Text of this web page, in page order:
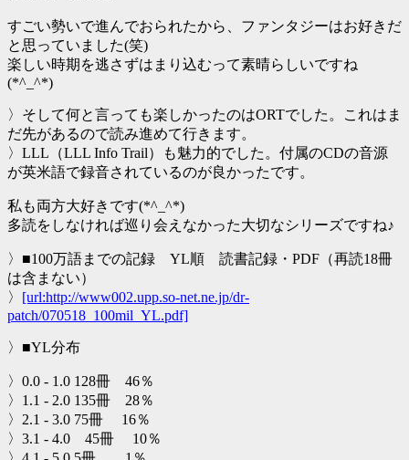
すごい勢いで進んでおられたから、ファンタジーはお好きだ
と思っていました(笑)
楽しい時期を逃さずはまり込むって素晴らしいですね
(*^_^*)
〉そして何と言っても楽しかったのはORTでした。これはま
だ先があるので読み進めて行きます。
〉LLL（LLL Info Trail）も魅力的でした。付属のCDの音源
が英米語で録音されているのが良かったです。
私も両方大好きです(*^_^*)
多読をしなければ巡り会えなかった大切なシリーズですね♪
〉■100万語までの記録 YL順 読書記録・PDF（再読18冊
は含まない）
〉 [url:http://www002.upp.so-net.ne.jp/dr-
patch/070518_100mil_YL.pdf]
〉■YL分布
〉0.0 - 1.0 128冊 46％
〉1.1 - 2.0 135冊 28％
〉2.1 - 3.0 75冊 16％
〉3.1 - 4.0 45冊 10％